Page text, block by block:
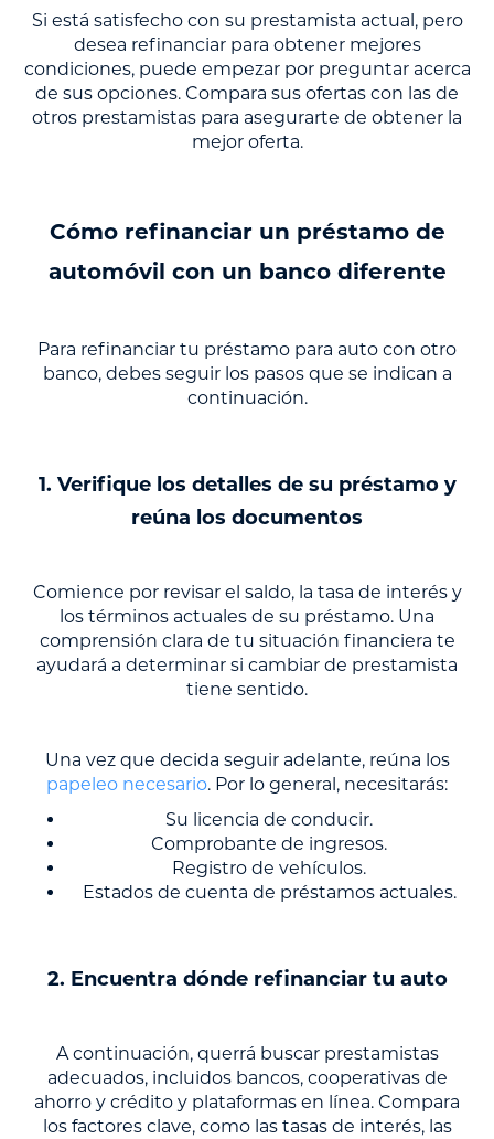
Si está satisfecho con su prestamista actual, pero
desea refinanciar para obtener mejores
condiciones, puede empezar por preguntar acerca
de sus opciones. Compara sus ofertas con las de
otros prestamistas para asegurarte de obtener la
mejor oferta.
Cómo refinanciar un préstamo de
automóvil con un banco diferente
Para refinanciar tu préstamo para auto con otro
banco, debes seguir los pasos que se indican a
continuación.
1. Verifique los detalles de su préstamo y
reúna los documentos
Comience por revisar el saldo, la tasa de interés y
los términos actuales de su préstamo. Una
comprensión clara de tu situación financiera te
ayudará a determinar si cambiar de prestamista
tiene sentido.
Una vez que decida seguir adelante, reúna los
papeleo necesario. Por lo general, necesitarás:
Su licencia de conducir.
Comprobante de ingresos.
Registro de vehículos.
Estados de cuenta de préstamos actuales.
2. Encuentra dónde refinanciar tu auto
A continuación, querrá buscar prestamistas
adecuados, incluidos bancos, cooperativas de
ahorro y crédito y plataformas en línea. Compara
los factores clave, como las tasas de interés, las